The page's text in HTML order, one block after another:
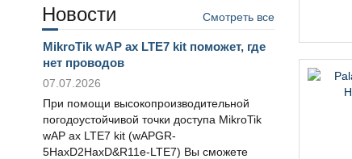
Новости Смотреть все
MikroTik wAP ax LTE7 kit поможет, где
нет проводов
07.07.2026
При помощи высокопроизводительной
погодоустойчивой точки доступа MikroTik
wAP ax LTE7 kit (wAPGR-
5HaxD2HaxD&R11e-LTE7) Вы сможете